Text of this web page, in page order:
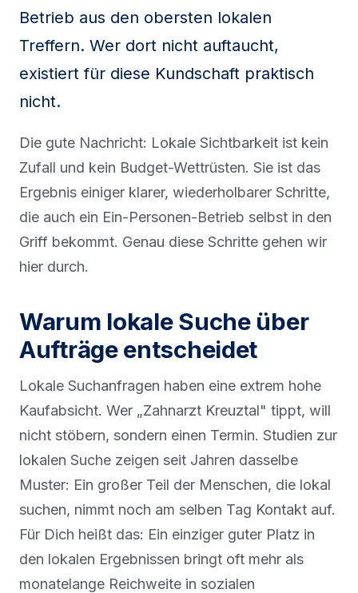
Betrieb aus den obersten lokalen
Treffern. Wer dort nicht auftaucht,
existiert für diese Kundschaft praktisch
nicht.
Die gute Nachricht: Lokale Sichtbarkeit ist kein
Zufall und kein Budget-Wettrüsten. Sie ist das
Ergebnis einiger klarer, wiederholbarer Schritte,
die auch ein Ein-Personen-Betrieb selbst in den
Griff bekommt. Genau diese Schritte gehen wir
hier durch.
Warum lokale Suche über
Aufträge entscheidet
Lokale Suchanfragen haben eine extrem hohe
Kaufabsicht. Wer „Zahnarzt Kreuztal" tippt, will
nicht stöbern, sondern einen Termin. Studien zur
lokalen Suche zeigen seit Jahren dasselbe
Muster: Ein großer Teil der Menschen, die lokal
suchen, nimmt noch am selben Tag Kontakt auf.
Für Dich heißt das: Ein einziger guter Platz in
den lokalen Ergebnissen bringt oft mehr als
monatelange Reichweite in sozialen